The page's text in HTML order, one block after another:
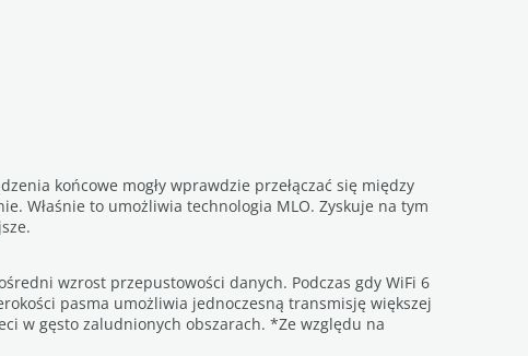
końcowe mogły wprawdzie przełączać się między
Właśnie to umożliwia technologia MLO. Zyskuje na tym
wzrost przepustowości danych. Podczas gdy WiFi 6
pasma umożliwia jednoczesną transmisję większej
w gęsto zaludnionych obszarach. *Ze względu na